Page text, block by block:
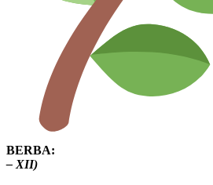
– XII)